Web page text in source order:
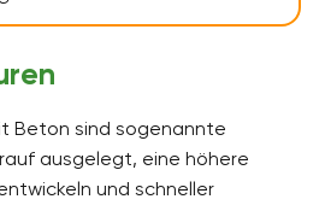
Beton sind sogenannte
ausgelegt, eine höhere
und schneller